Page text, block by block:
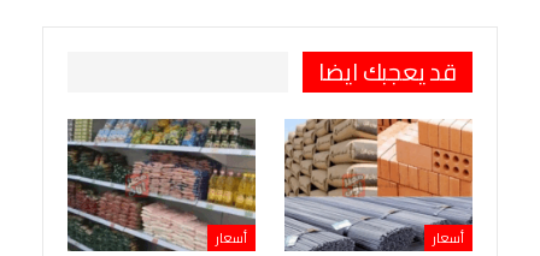
قد يعجبك ايضا
أسعار أسعار